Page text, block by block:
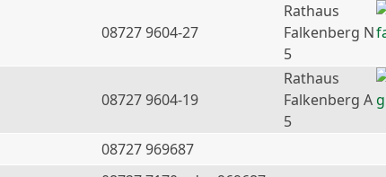
08727 9604-27
Rathaus
Falkenberg N
5
08727 9604-19
Rathaus
Falkenberg A
5
08727 969687